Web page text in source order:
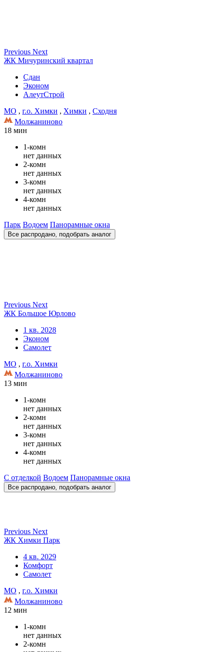
Previous Next
ЖК Мичуринский квартал
Сдан
Эконом
АлеутСтрой
МО , г.о. Химки , Химки , Сходня
Молжаниново
18 мин
1-комн
нет данных
2-комн
нет данных
3-комн
нет данных
4-комн
нет данных
Парк Водоем Панорамные окна
Все распродано, подобрать аналог
Previous Next
ЖК Большое Юрлово
1 кв. 2028
Эконом
Самолет
МО , г.о. Химки
Молжаниново
13 мин
1-комн
нет данных
2-комн
нет данных
3-комн
нет данных
4-комн
нет данных
С отделкой Водоем Панорамные окна
Все распродано, подобрать аналог
Previous Next
ЖК Химки Парк
4 кв. 2029
Комфорт
Самолет
МО , г.о. Химки
Молжаниново
12 мин
1-комн
нет данных
2-комн